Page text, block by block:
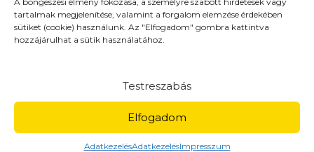
tartalmak megjelenítése, valamint a forgalom elemzése érdekében
sütiket (cookie) használunk. Az "Elfogadom" gombra kattintva
hozzájárulhat a sütik használatához.
Elfogadom
Testreszabás
AdatkezelésAdatkezelésImpresszum
Házhozszállítás / Elvitel Rendelj Online
Szállítunk:16 -kerület, Kistarcsa, Kerepes, Mogyoród,
Gödöllő
Fizetés
Online bankkártya, Utánvét (kártya/készpénz az étel
átvételekor)